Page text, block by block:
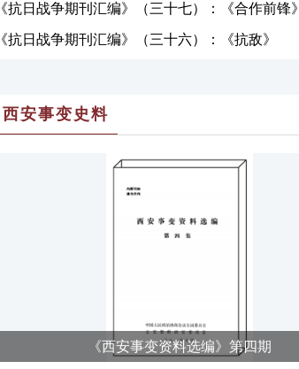
《抗日战争期刊汇编》（三十七）：《合作前锋》
《抗日战争期刊汇编》（三十六）：《抗敌》
西安事变史料
《西安事变资料选编》第四期